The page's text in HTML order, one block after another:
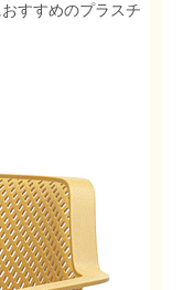
すすめのプラスチ